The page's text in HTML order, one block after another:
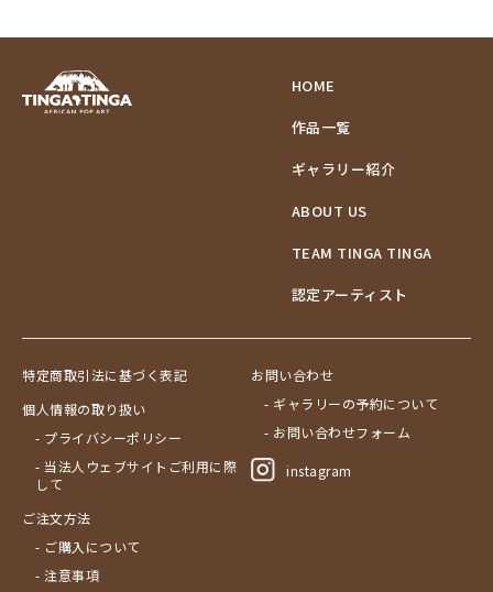
HOME
作品一覧
ギャラリー紹介
ABOUT US
TEAM TINGA TINGA
認定アーティスト
特定商取引法に基づく表記
個人情報の取り扱い
- プライバシーポリシー
- 当法人ウェブサイトご利用に際
して
ご注文方法
- ご購入について
- 注意事項
お問い合わせ
- ギャラリーの予約について
- お問い合わせフォーム
instagram